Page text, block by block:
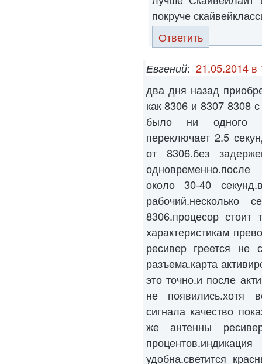
покруче
Ответить
Евгений: 21.05.2014 в
два дня назад
как 8306 и 8307 8308
было ни одного
переключает 2.5
от 8306.без
около 30-40
рабочий.несколько
8306.процесор
характеристикам
ресивер греется не
разъема.карта
это точно.и после
не появились.хотя
сигнала качество
же антенны
удобна.светится